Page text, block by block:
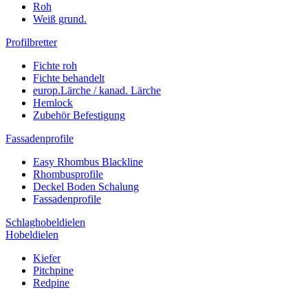
Roh
Weiß grund.
Profilbretter
Fichte roh
Fichte behandelt
europ.Lärche / kanad. Lärche
Hemlock
Zubehör Befestigung
Fassadenprofile
Easy Rhombus Blackline
Rhombusprofile
Deckel Boden Schalung
Fassadenprofile
Schlaghobeldielen
Hobeldielen
Kiefer
Pitchpine
Redpine